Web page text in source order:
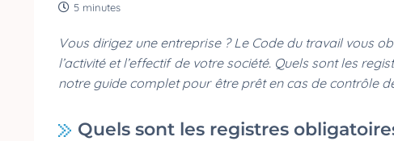
5 minutes
Vous dirigez une entreprise ? Le Code du travail vous
l’activité et l’effectif de votre société. Quels sont les
notre guide complet pour être prêt en cas de contrôle
Quels sont les registres